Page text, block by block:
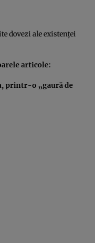
dovezi ale existenţei
articole:
printr-o „gaură de